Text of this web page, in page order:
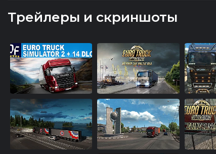
Трейлеры и скриншоты